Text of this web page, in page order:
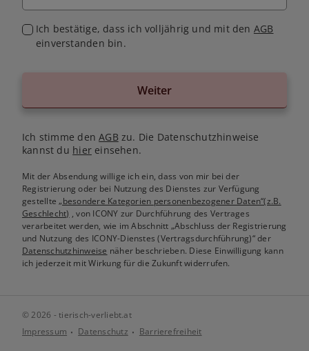
Ich bestätige, dass ich volljährig und mit den AGB
einverstanden bin.
Weiter
Ich stimme denAGB zu. Die Datenschutzhinweise
kannst du hiereinsehen.
Mit der Absendung willige ich ein, dass von mir bei der
Registrierung oder bei Nutzung des Dienstes zur Verfügung
gestellte„besondere Kategorien personenbezogener Daten“(z.B.
Geschlecht) , von ICONY zur Durchführung des Vertrages
verarbeitet werden, wie im Abschnitt „Abschluss der Registrierung
und Nutzung des ICONY-Dienstes (Vertragsdurchführung)“ der
Datenschutzhinweise näher beschrieben. Diese Einwilligung kann
ich jederzeit mit Wirkung für die Zukunft widerrufen.
© 2026 - tierisch-verliebt.at
Impressum
Datenschutz Barrierefreiheit